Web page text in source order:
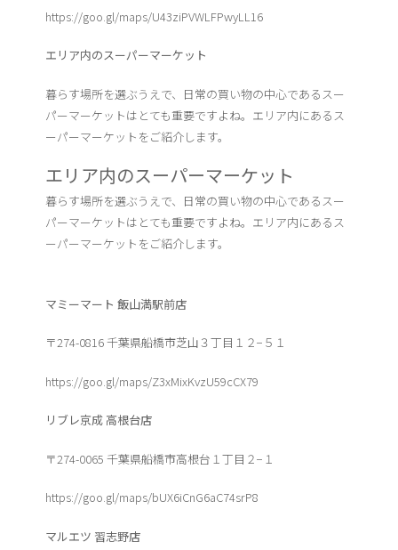
https://goo.gl/maps/U43ziPVWLFPwyLL16
エリア内のスーパーマーケット
暮らす場所を選ぶうえで、日常の買い物の中心であるスー
パーマーケットはとても重要ですよね。エリア内にあるス
ーパーマーケットをご紹介します。
エリア内のスーパーマーケット
暮らす場所を選ぶうえで、日常の買い物の中心であるスー
パーマーケットはとても重要ですよね。エリア内にあるス
ーパーマーケットをご紹介します。
マミーマート 飯山満駅前店
〒274-0816 千葉県船橋市芝山３丁目１２−５１
https://goo.gl/maps/Z3xMixKvzU59cCX79
リブレ京成 高根台店
〒274-0065 千葉県船橋市高根台１丁目２−１
https://goo.gl/maps/bUX6iCnG6aC74srP8
マルエツ 習志野店